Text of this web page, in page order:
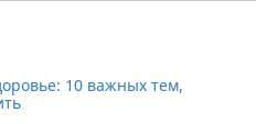
10 важных тем,